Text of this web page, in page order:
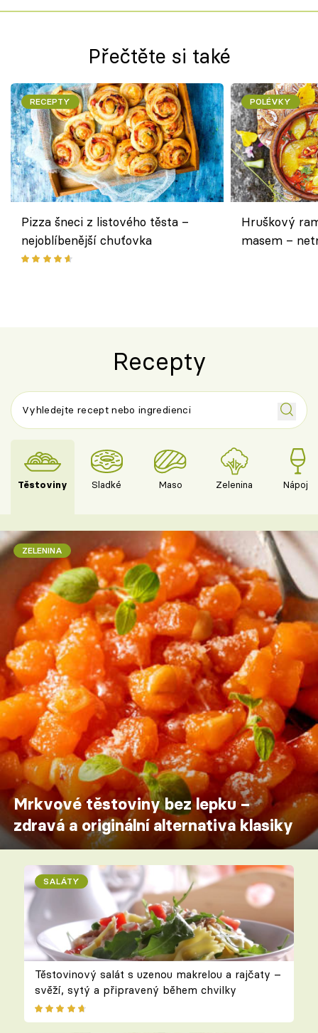
Přečtěte si také
RECEPTY
Pizza šneci z listového těsta –
nejoblíbenější chuťovka
POLÉVKY
Hruškový
masem –
Recepty
Těstoviny Sladké Maso Zelenina Nápoje
ZELENINA
Mrkvové těstoviny bez lepku –
zdravá a originální alternativa klasiky
SALÁTY
Těstovinový salát s uzenou makrelou a rajčaty –
svěží, sytý a připravený během chvilky